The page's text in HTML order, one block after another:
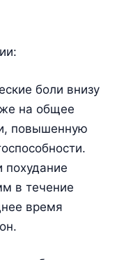
боли внизу
на общее
повышенную
похудание
в течение
время